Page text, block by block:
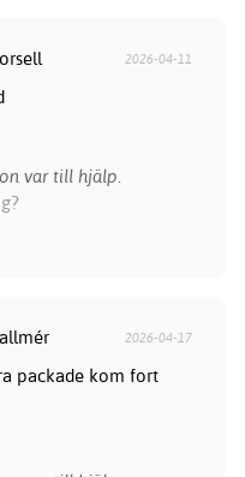
2026-04-11
var till hjälp.
2026-04-17
packade kom fort